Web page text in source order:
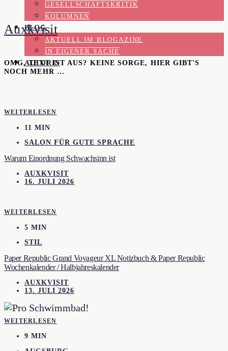
GESELLSCHAFTSKRITIK
KOLUMNEN
BLOG
AKTUELL IM BLOGAZINE
IN EIGENER SACHE
AUTORIN
Auxkvisit
OMG, TEXT IST AUS? KEINE SORGE, HIER GIBT'S
NOCH MEHR …
WEITERLESEN
11 MIN
SALON FÜR GUTE SPRACHE
Warum Einordnung Schwachsinn ist
AUXKVISIT
16. JULI 2026
WEITERLESEN
5 MIN
STIL
Paper Republic Grand Voyageur XL Notizbuch & Paper Republic
Wochenkalender / Halbjahreskalender
AUXKVISIT
13. JULI 2026
WEITERLESEN
9 MIN